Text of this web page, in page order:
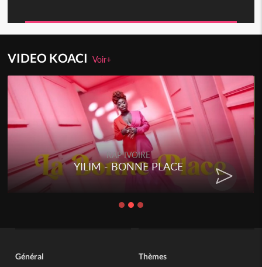
VIDEO KOACIVoir+
RAP IVOIRE
YILIM - BONNE PLACE
Général Thèmes